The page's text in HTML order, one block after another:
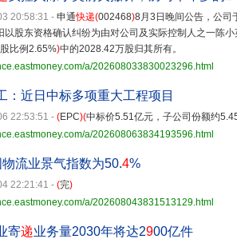
20:58:31 - 申通快递(002468)8月3日晚间公告，公司
以股东资格确认纠纷为由对公司及实际控制人之一陈
比例2.65%)中的2028.42万股归其所有。
a/202608033830023296.html
：近日中标多项重大工程项目
22:53:51 - (EPC)(中标价5.51亿元，子公司份额约
a/202608063834193596.html
流业景气指数为50.4%
22:21:41 - (完)
a/202608043831513129.html
寄递业务量2030年将达2900亿件